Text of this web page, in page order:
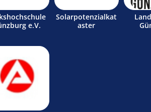
e.V.
Solarpotenzialkat
aster